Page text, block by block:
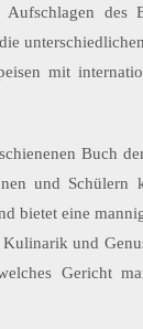
mit
Buch
und Schülern
bietet eine
und
Gericht